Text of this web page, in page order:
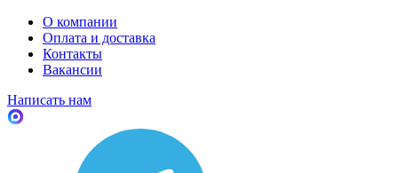
О компании
Оплата и доставка
Контакты
Вакансии
Написать нам